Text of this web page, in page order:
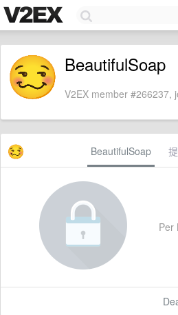
BeautifulSoap
V2EX member #266237,
BeautifulSoap
Per